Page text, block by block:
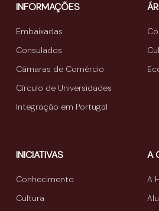
INFORMAÇÕES
Embaixadas
Consulados
Câmaras de Comércio
Círculo de Universidades
Integração em Portugal
INICIATIVAS
Conhecimento
Cultura
A
A